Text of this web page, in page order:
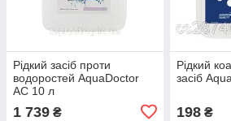
Рідкий засіб проти
водоростей AquaDoctor
AC 10 л
1 739 ₴
Рідкий
засіб
198₴